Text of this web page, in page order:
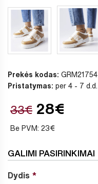
Prekės kodas: GRM21754
Pristatymas: per 4 - 7 d.d.
33€ 28€
Be PVM: 23€
GALIMI PASIRINKIMAI
Dydis